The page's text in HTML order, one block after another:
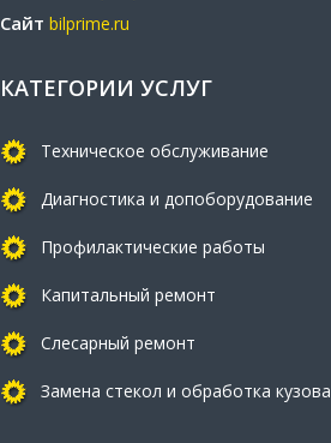
Сайт bilprime.ru
КАТЕГОРИИ УСЛУГ
Техническое обслуживание
Диагностика и допоборудование
Профилактические работы
Капитальный ремонт
Слесарный ремонт
Замена стекол и обработка кузова